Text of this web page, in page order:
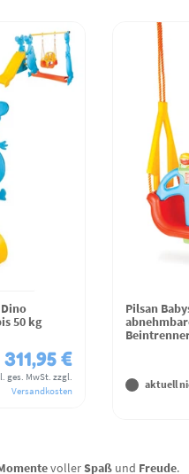
50 kg
311,95 €
ges. MwSt. zzgl.
Versandkosten
Pilsan
aktuell
vollerSpaß und Freude.